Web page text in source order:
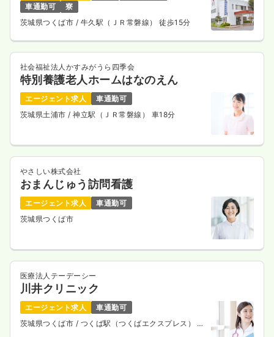
車通勤可
寮
茨城県つくば市 / 牛久駅（ＪＲ常磐線） 徒歩15分
社会福祉法人かすみがうら四季会
特別養護老人ホームはなのえん
エージェント求人
車通勤可
茨城県土浦市 / 神立駅（ＪＲ常磐線） 車18分
やさしい株式会社
おまんじゅう訪問看護
エージェント求人
車通勤可
茨城県つくば市
医療法人テーデーシー
川井クリニック
エージェント求人
車通勤可
茨城県つくば市 / つくば駅（つくばエクスプレス） 車